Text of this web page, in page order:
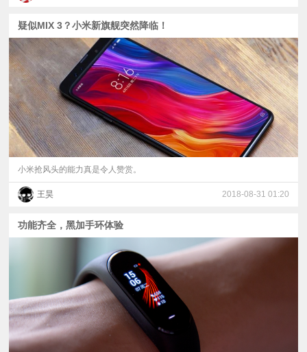
疑似MIX 3？小米新旗舰突然降临！
小米抢风头的能力真是令人赞赏。
王昊 2018-08-31 01:20
功能齐全，黑加手环体验